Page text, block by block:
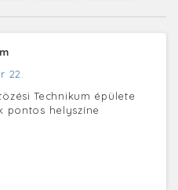
22.
Technikum épülete
pontos helyszíne